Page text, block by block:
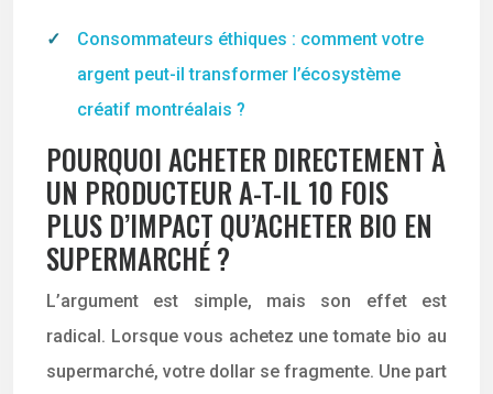
Consommateurs éthiques : comment votre
argent peut-il transformer l’écosystème
créatif montréalais ?
POURQUOI ACHETER DIRECTEMENT À
UN PRODUCTEUR A-T-IL 10 FOIS
PLUS D’IMPACT QU’ACHETER BIO EN
SUPERMARCHÉ ?
L’argument est simple, mais son effet est
radical. Lorsque vous achetez une tomate bio au
supermarché, votre dollar se fragmente. Une part